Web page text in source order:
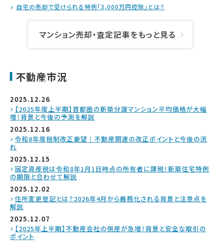
自宅の売却で受けられる特例「3,000万円控除」とは？
マンション売却・査定記事をもっと見る
不動産市況
2025.12.26
【2025年度上半期】首都圏の新築分譲マンション平均価格が大幅
増！背景と今後の予測を解説
2025.12.16
令和8年度税制改正要望｜不動産関連の改正ポイントと今後の流
れ
2025.12.15
固定資産税は令和8年1月1日時点の所有者に課税！新築住宅特例
の期限と合わせて解説
2025.12.02
住所変更登記とは？2026年4月から義務化される背景と注意点を
解説
2025.12.07
【2025年上半期】不動産会社の倒産が急増！背景と安全な取引の
ポイント